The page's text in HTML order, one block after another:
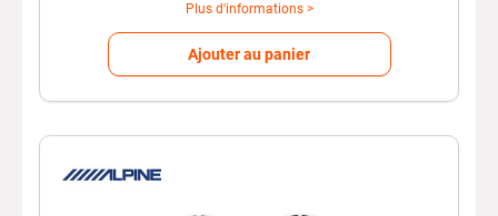
Plus d'informations >
Ajouter au panier